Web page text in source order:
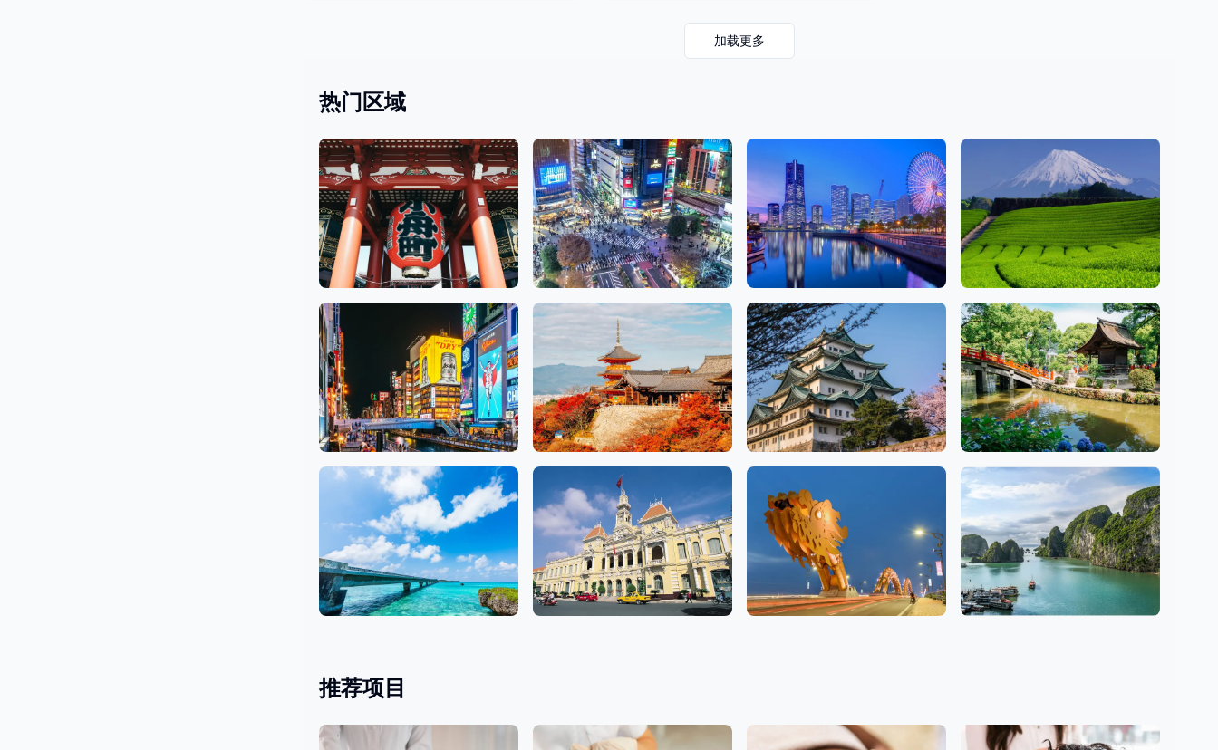
加载更多
热门区域
浅草、银座、上野 涩谷、新宿、池袋
79 沙龙
神奈川
18 沙龙
静冈
2 沙龙
大阪 京都
10 沙龙
愛知 福岡
7 沙龙
推荐项目